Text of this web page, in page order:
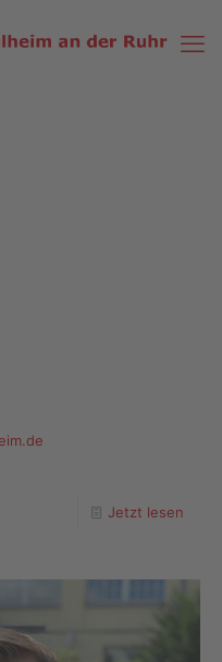
Jetzt lesen